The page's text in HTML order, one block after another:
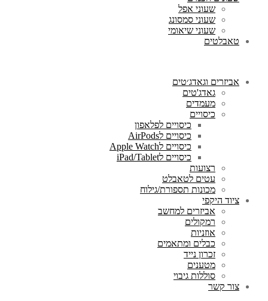
שעוני אפל
שעוני סמסונג
שעוני שיאומי
טאבלטים
אביזרים וגאדג׳טים
גאדג'טים
מעמדים
כיסויים
כיסויים לפלאפון
כיסויים לAirPods
כיסויים לApple Watch
כיסויים לiPad/Tablet
רצועות
עטים לטאבלט
מכונות תספורת/גילוח
ציוד היקפי
אביזרים למחשב
רמקולים
אוזניות
כבלים ומתאמים
זכרון נייד
מטענים
סוללות גיבוי
צור קשר